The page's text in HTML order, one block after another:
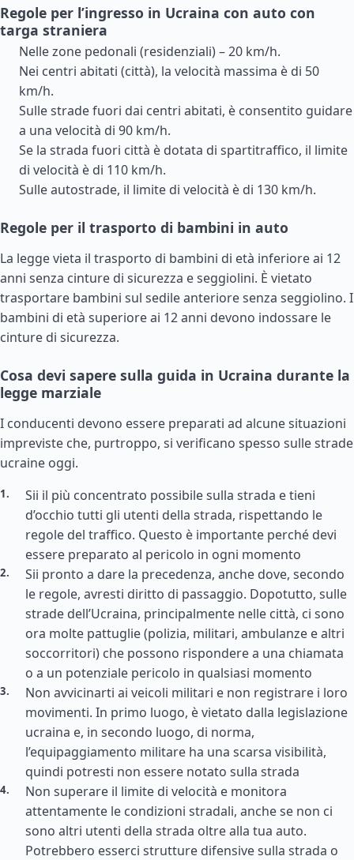
Regole per l’ingresso in Ucraina con auto con
targa straniera
Nelle zone pedonali (residenziali) – 20 km/h.
Nei centri abitati (città), la velocità massima è di 50
km/h.
Sulle strade fuori dai centri abitati, è consentito guidare
a una velocità di 90 km/h.
Se la strada fuori città è dotata di spartitraffico, il limite
di velocità è di 110 km/h.
Sulle autostrade, il limite di velocità è di 130 km/h.
Regole per il trasporto di bambini in auto
La legge vieta il trasporto di bambini di età inferiore ai 12
anni senza cinture di sicurezza e seggiolini. È vietato
trasportare bambini sul sedile anteriore senza seggiolino. I
bambini di età superiore ai 12 anni devono indossare le
cinture di sicurezza.
Cosa devi sapere sulla guida in Ucraina durante la
legge marziale
I conducenti devono essere preparati ad alcune situazioni
impreviste che, purtroppo, si verificano spesso sulle strade
ucraine oggi.
Sii il più concentrato possibile sulla strada e tieni
d’occhio tutti gli utenti della strada, rispettando le
regole del traffico. Questo è importante perché devi
essere preparato al pericolo in ogni momento
Sii pronto a dare la precedenza, anche dove, secondo
le regole, avresti diritto di passaggio. Dopotutto, sulle
strade dell’Ucraina, principalmente nelle città, ci sono
ora molte pattuglie (polizia, militari, ambulanze e altri
soccorritori) che possono rispondere a una chiamata
o a un potenziale pericolo in qualsiasi momento
Non avvicinarti ai veicoli militari e non registrare i loro
movimenti. In primo luogo, è vietato dalla legislazione
ucraina e, in secondo luogo, di norma,
l’equipaggiamento militare ha una scarsa visibilità,
quindi potresti non essere notato sulla strada
Non superare il limite di velocità e monitora
attentamente le condizioni stradali, anche se non ci
sono altri utenti della strada oltre alla tua auto.
Potrebbero esserci strutture difensive sulla strada o